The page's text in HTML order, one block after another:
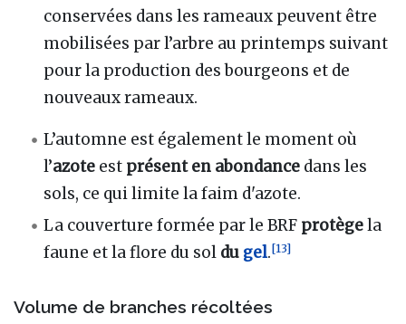
conservées dans les rameaux peuvent être
mobilisées par l’arbre au printemps suivant
pour la production des bourgeons et de
nouveaux rameaux.
L’automne est également le moment où
l’azote est présent en abondance dans les
sols, ce qui limite la faim d'azote.
La couverture formée par le BRF protègela
faune et la flore du sol du gel.[13]
Volume de branches récoltées